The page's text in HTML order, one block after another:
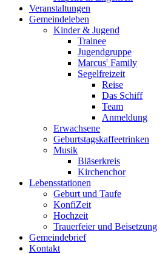
Veranstaltungen
Gemeindeleben
Kinder & Jugend
Trainee
Jugendgruppe
Marcus' Family
Segelfreizeit
Reise
Das Schiff
Team
Anmeldung
Erwachsene
Geburtstagskaffeetrinken
Musik
Bläserkreis
Kirchenchor
Lebensstationen
Geburt und Taufe
KonfiZeit
Hochzeit
Trauerfeier und Beisetzung
Gemeindebrief
Kontakt